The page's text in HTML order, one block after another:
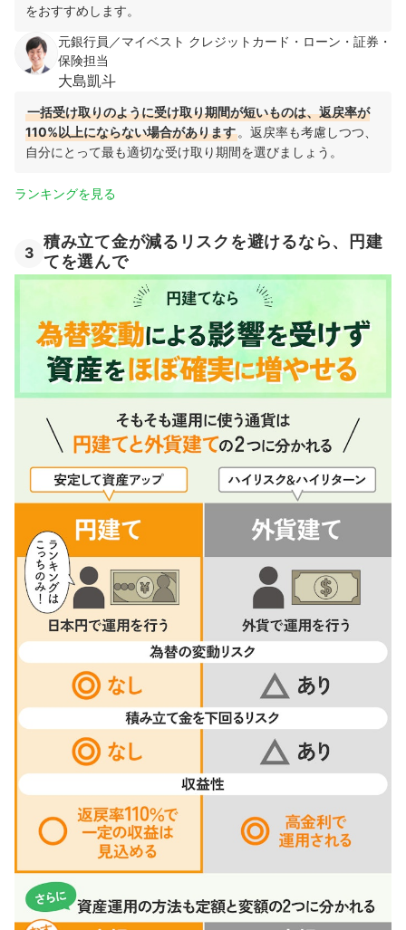
をおすすめします。
元銀行員／マイベスト クレジットカード・ローン・証券・
保険担当
大島凱斗
一括受け取りのように受け取り期間が短いものは、返戻率が
110%以上にならない場合があります 。返戻率も考慮しつつ、
自分にとって最も適切な受け取り期間を選びましょう。
ランキングを見る
3
積み立て金が減るリスクを避けるなら、円建
てを選んで